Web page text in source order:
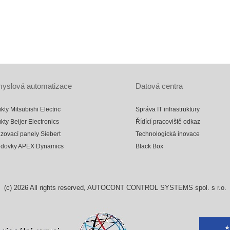
automatizace
Mitsubishi Electric
Beijer Electronics
panely Siebert
APEX Dynamics
Datová centra
Správa IT infrastruktury
Řídící pracoviště odkaz
Technologická inovace
Black Box
(c) 2026All rights reserved, AUTOCONT CONTROL SYSTEMS spol. s r.o.